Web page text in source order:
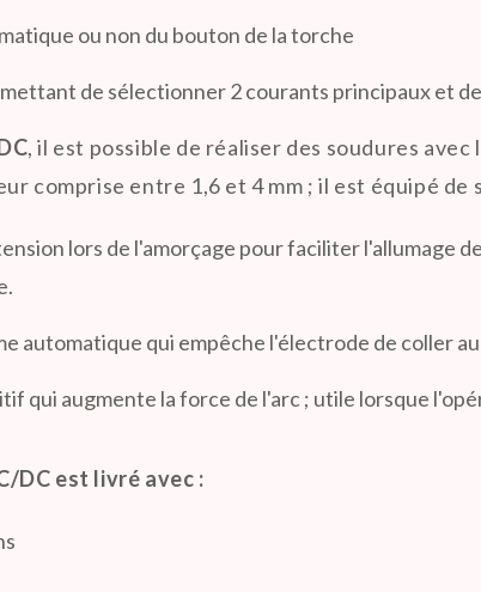
ou non du bouton de la torche
de sélectionner 2 courants principaux et
, il est possible de réaliser des soudures
comprise entre 1,6 et 4 mm ; il est équipé
lors de l'amorçage pour faciliter l'allumage
automatique qui empêche l'électrode de coller
qui augmente la force de l'arc ; utile lorsque
DC est livré avec :